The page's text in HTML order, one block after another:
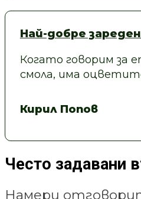
Най-добре
Когато говорим за
смола, има
Кирил Попов
Често задавани
Намери